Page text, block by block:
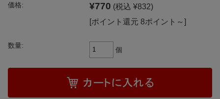
価格: ¥770 (税込 ¥832)
[ポイント還元 8ポイント～]
数量: 個